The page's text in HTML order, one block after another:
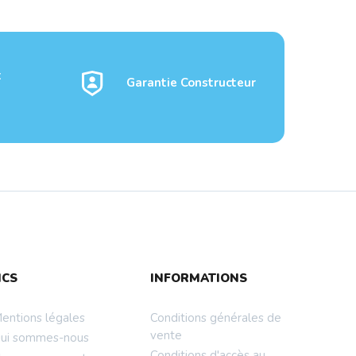
TOPLIGHT UR...
Garantie Constructeur
légales
sommes-nous
INFORMATIONS
Conditions générales de
vente